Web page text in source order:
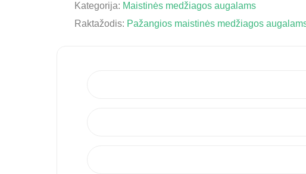
Kategorija: Maistinės medžiagos augalams
Raktažodis: Pažangios maistinės medžiagos